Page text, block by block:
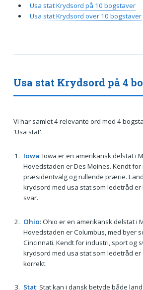
Usa stat Krydsord på 4
Vi har samlet 4 relevante ord med 4
'Usa stat'.
Iowa: Iowa er en amerikansk delstat i
Hovedstaden er Des Moines. Kendt for
præsidentvalg og rullende prærie.
krydsord med usa stat som ledetråd
svar.
Ohio: Ohio er en amerikansk delstat i
Hovedstaden er Columbus, med byer
Cincinnati. Kendt for industri, sport og
krydsord med usa stat som ledetråd
korrekt.
Stat: Stat kan i dansk betyde både
Usa stat Krydsord på 10 bogstaver
Usa stat Krydsord over 10 bogstaver